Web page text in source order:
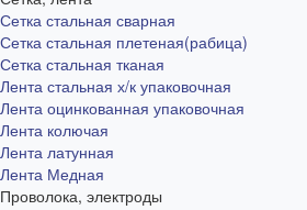
Сетка стальная сварная
Сетка стальная плетеная(рабица)
Сетка стальная тканая
Лента стальная х/к упаковочная
Лента оцинкованная упаковочная
Лента колючая
Лента латунная
Лента Медная
Проволока, электроды